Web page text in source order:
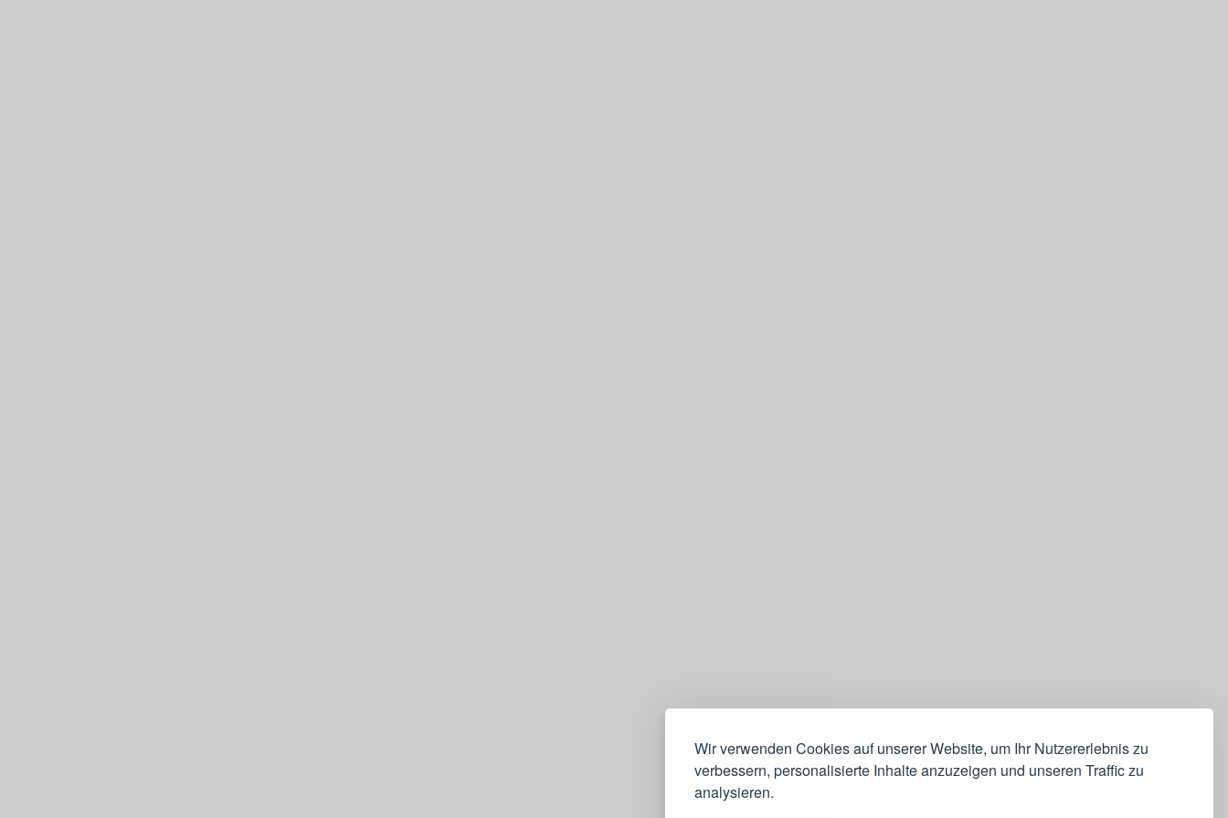
Wir verwenden Cookies auf unserer Website, um Ihr Nutzererlebnis zu
verbessern, personalisierte Inhalte anzuzeigen und unseren Traffic zu
analysieren.